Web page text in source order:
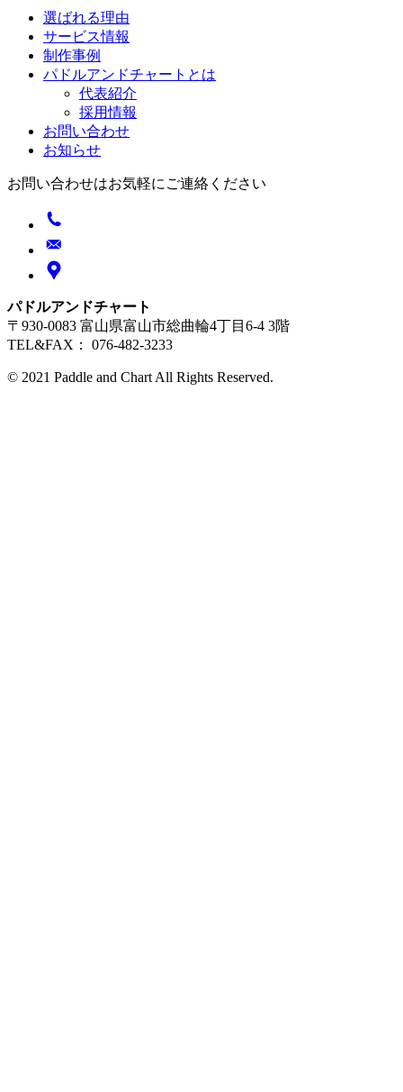
選ばれる理由
サービス情報
制作事例
パドルアンドチャートとは
代表紹介
採用情報
お問い合わせ
お知らせ
お問い合わせはお気軽にご連絡ください
パドルアンドチャート
〒930-0083 富山県富山市総曲輪4丁目6-4 3階
TEL&FAX： 076-482-3233
© 2021 Paddle and Chart All Rights Reserved.